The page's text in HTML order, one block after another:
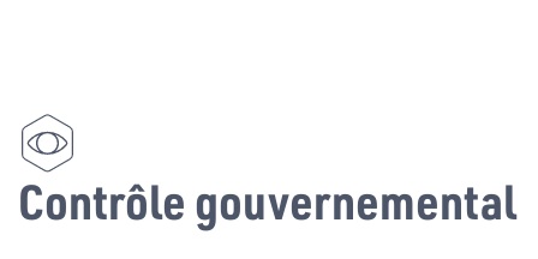
Contrôle gouvernemental